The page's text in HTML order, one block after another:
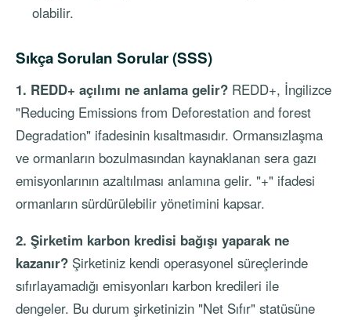
olabilir.
Sıkça Sorulan Sorular (SSS)
1. REDD+ açılımı ne anlama gelir? REDD+, İngilizce
"Reducing Emissions from Deforestation and forest
Degradation" ifadesinin kısaltmasıdır. Ormansızlaşma
ve ormanların bozulmasından kaynaklanan sera gazı
emisyonlarının azaltılması anlamına gelir. "+" ifadesi
ormanların sürdürülebilir yönetimini kapsar.
2. Şirketim karbon kredisi bağışı yaparak ne
kazanır? Şirketiniz kendi operasyonel süreçlerinde
sıfırlayamadığı emisyonları karbon kredileri ile
dengeler. Bu durum şirketinizin "Net Sıfır" statüsüne